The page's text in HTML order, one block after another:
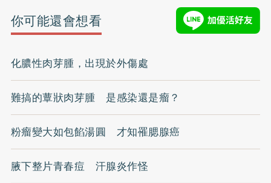
你可能還會想看
化膿性肉芽腫，出現於外傷處
難搞的蕈狀肉芽腫 是感染還是瘤？
粉瘤變大如包餡湯圓 才知罹腮腺癌
腋下整片青春痘 汗腺炎作怪